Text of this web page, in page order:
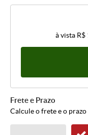
à vista R$
Frete e Prazo
Calcule o frete e o